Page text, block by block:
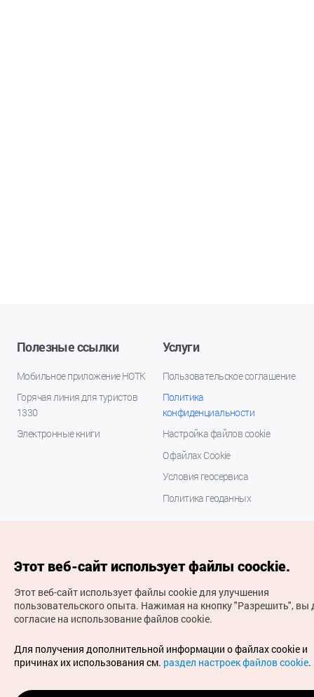
Полезные ссылки
Мобильное приложение НОТК
Горячая линия для туристов
1330
Электронные книги
Услуги
Пользовательское соглашение
Политика
конфиденциальности
Настройка файлов cookie
О файлах Cookie
Условия геосервиса
Политика геоданных
(с) Национальная организация туризма Кореи Все
права защищены
Для извещения об ошибках и проблемах, связанных с
работой веб-сайта, направляйте ваши запросы на
официальный адрес электронной почты
Этот веб-сайт использует файлы coockie.
Этот веб-сайт использует файлы cookie для улучшения
пользовательского опыта. Нажимая на кнопку "Разрешить", вы
согласие на использование файлов cookie.
Для получения дополнительной информации о файлах cookie и
причинах их использования см. раздел настроек файлов cookie.